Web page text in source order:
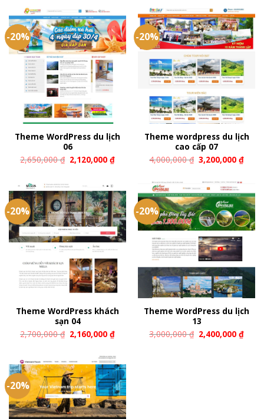
-20%
Theme WordPress du lịch
06
2,650,000₫ 2,120,000₫
-20%
Theme wordpress du lịch
cao cấp 07
4,000,000₫ 3,200,000₫
-20%
Theme WordPress khách
sạn 04
2,700,000₫ 2,160,000₫
-20%
Theme WordPress du lịch
13
3,000,000₫ 2,400,000₫
-20%